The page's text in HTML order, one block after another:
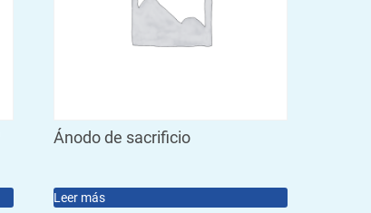
Ánodo de sacrificio
Leer más